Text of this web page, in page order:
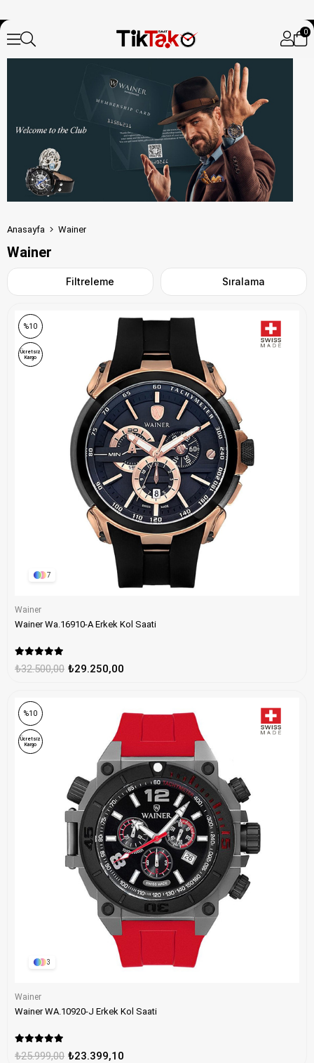
0
Anasayfa Wainer
Wainer
Filtreleme Sıralama
7
Wainer
Wainer Wa.16910-A Erkek Kol Saati
₺29.250,00
₺32.500,00
%10
Ücretsiz
Kargo
3
Wainer
Wainer WA.10920-J Erkek Kol Saati
₺23.399,10
₺25.999,00
%10
Ücretsiz
Kargo